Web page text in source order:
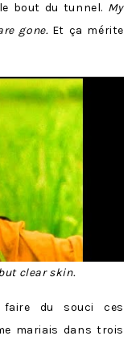
bout du tunnel. My
gone. Et ça mérite
clear skin.
du souci ces
mariais dans trois